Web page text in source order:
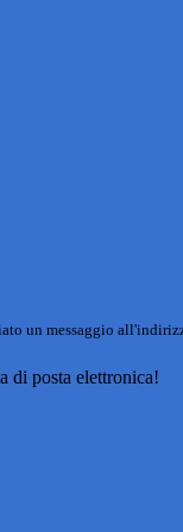
un messaggio
di posta elettronica!